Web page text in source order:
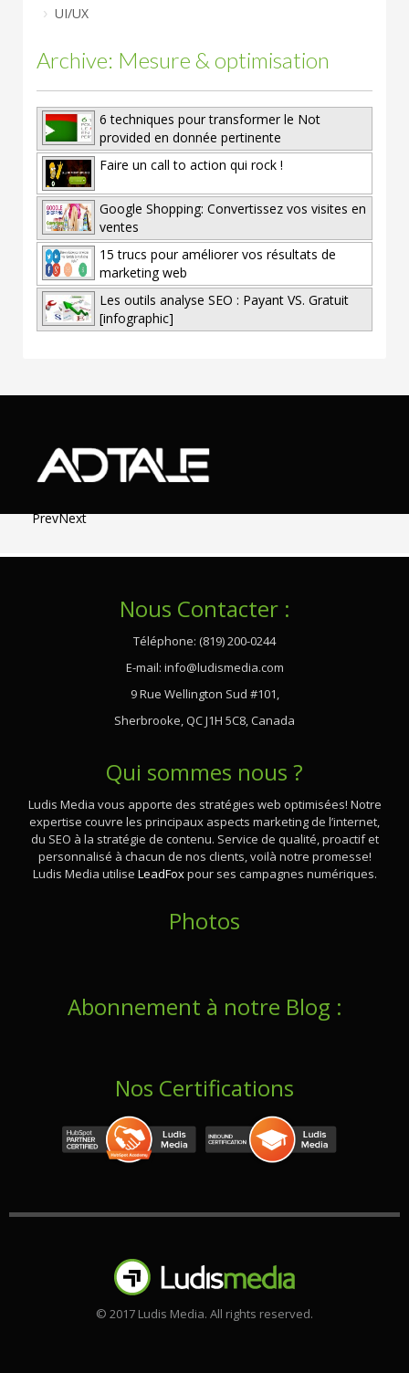
UI/UX
Archive: Mesure & optimisation
6 techniques pour transformer le Not
provided en donnée pertinente
Faire un call to action qui rock !
Google Shopping: Convertissez vos visites en
ventes
15 trucs pour améliorer vos résultats de
marketing web
Les outils analyse SEO : Payant VS. Gratuit
[infographic]
PrevNext
Nous Contacter :
Téléphone: (819) 200-0244
E-mail: info@ludismedia.com
9 Rue Wellington Sud #101,
Sherbrooke, QC J1H 5C8, Canada
Qui sommes nous ?
Ludis Media vous apporte des stratégies web optimisées! Notre
expertise couvre les principaux aspects marketing de l’internet,
du SEO à la stratégie de contenu. Service de qualité, proactif et
personnalisé à chacun de nos clients, voilà notre promesse!
Ludis Media utilise LeadFoxpour ses campagnes numériques.
Photos
Abonnement à notre Blog :
Nos Certifications
© 2017 Ludis Media. All rights reserved.